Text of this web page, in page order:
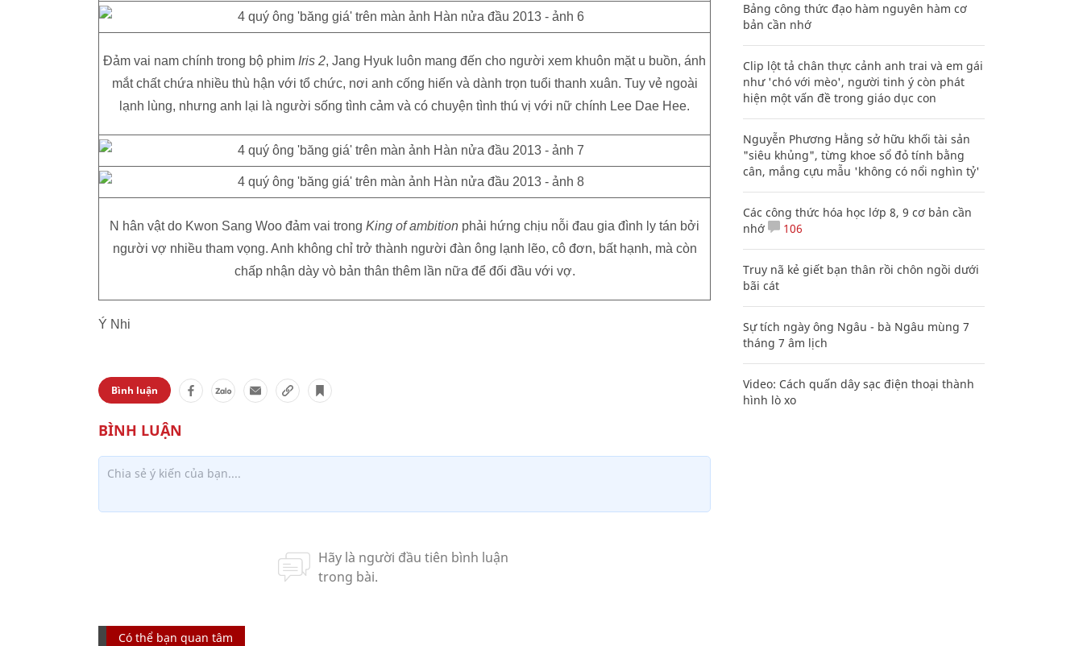
Đảm vai nam chính trong bộ phim Iris 2, Jang Hyuk luôn mang đến cho người xem khuôn mặt u buồn, ánh
mắt chất chứa nhiều thù hận với tổ chức, nơi anh cống hiến và dành trọn tuổi thanh xuân. Tuy vẻ ngoài
lạnh lùng, nhưng anh lại là người sống tình cảm và có chuyện tình thú vị với nữ chính Lee Dae Hee.
N hân vật do Kwon Sang Woo đảm vai trong King of ambition phải hứng chịu nỗi đau gia đình ly tán bởi
người vợ nhiều tham vọng. Anh không chỉ trở thành người đàn ông lạnh lẽo, cô đơn, bất hạnh, mà còn
chấp nhận dày vò bản thân thêm lần nữa để đối đầu với vợ.
Ý Nhi
Bình luận
Có thể bạn quan tâm
Bảng công thức đạo hàm nguyên hàm cơ
bản cần nhớ
Clip lột tả chân thực cảnh anh trai và em gái
như 'chó với mèo', người tinh ý còn phát
hiện một vấn đề trong giáo dục con
Nguyễn Phương Hằng sở hữu khối tài sản
"siêu khủng", từng khoe sổ đỏ tính bằng
cân, mắng cựu mẫu 'không có nổi nghìn tỷ'
Các công thức hóa học lớp 8, 9 cơ bản cần
nhớ
106
Truy nã kẻ giết bạn thân rồi chôn ngồi dưới
bãi cát
Sự tích ngày ông Ngâu - bà Ngâu mùng 7
tháng 7 âm lịch
Video: Cách quấn dây sạc điện thoại thành
hình lò xo